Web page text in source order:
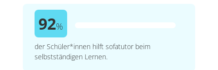
92%
der Schüler*innen hilft sofatutor beim
selbstständigen Lernen.